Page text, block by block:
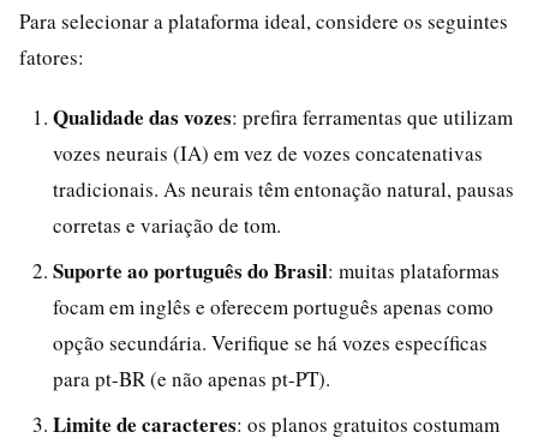
Para selecionar a plataforma ideal, considere os seguintes
fatores:
Qualidade das vozes: prefira ferramentas que utilizam
vozes neurais (IA) em vez de vozes concatenativas
tradicionais. As neurais têm entonação natural, pausas
corretas e variação de tom.
Suporte ao português do Brasil: muitas plataformas
focam em inglês e oferecem português apenas como
opção secundária. Verifique se há vozes específicas
para pt-BR (e não apenas pt-PT).
Limite de caracteres: os planos gratuitos costumam